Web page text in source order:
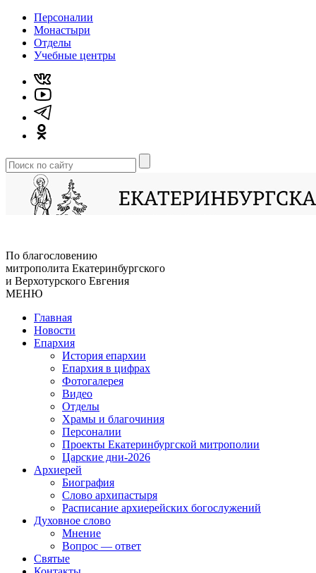
Персоналии
Монастыри
Отделы
Учебные центры
По благословению
митрополита Екатеринбургского
и Верхотурского Евгения
МЕНЮ
Главная
Новости
Епархия
История епархии
Епархия в цифрах
Фотогалерея
Видео
Отделы
Храмы и благочиния
Персоналии
Проекты Екатеринбургской митрополии
Царские дни-2026
Архиерей
Биография
Слово архипастыря
Расписание архиерейских богослужений
Духовное слово
Мнение
Вопрос — ответ
Святые